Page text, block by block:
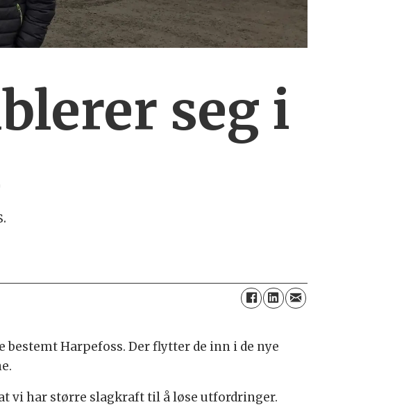
seg i
Harpefoss. Der flytter de inn i de nye
vi har større slagkraft til å løse utfordringer.